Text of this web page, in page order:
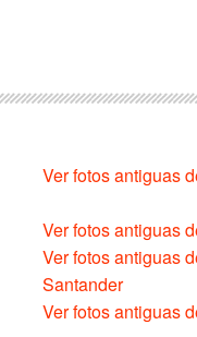
Ver fotos antiguas
Ver fotos antiguas
Ver fotos antiguas
Santander
Ver fotos antiguas